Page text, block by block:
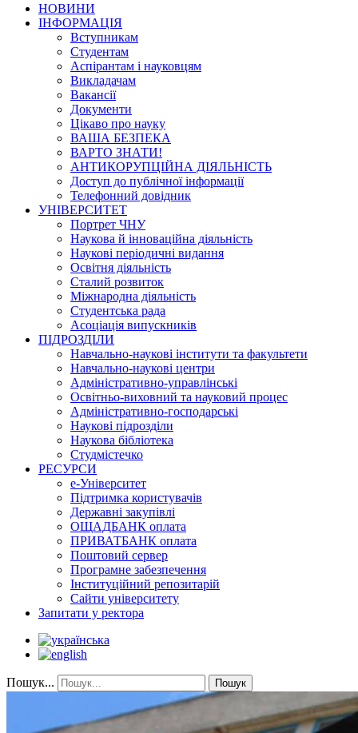
НОВИНИ
ІНФОРМАЦІЯ
Вступникам
Студентам
Аспірантам і науковцям
Викладачам
Вакансії
Документи
Цікаво про науку
ВАША БЕЗПЕКА
ВАРТО ЗНАТИ!
АНТИКОРУПЦІЙНА ДІЯЛЬНІСТЬ
Доступ до публічної інформації
Телефонний довідник
УНІВЕРСИТЕТ
Портрет ЧНУ
Наукова й інноваційна діяльність
Наукові періодичні видання
Освітня діяльність
Сталий розвиток
Міжнародна діяльність
Студентська рада
Асоціація випускників
ПІДРОЗДІЛИ
Навчально-наукові інститути та факультети
Навчально-наукові центри
Адміністративно-управлінські
Освітньо-виховний та науковий процес
Адміністративно-господарські
Наукові підрозділи
Наукова бібліотека
Студмістечко
РЕСУРСИ
е-Університет
Підтримка користувачів
Державні закупівлі
ОЩАДБАНК оплата
ПРИВАТБАНК оплата
Поштовий сервер
Програмне забезпечення
Інституційний репозитарій
Сайти університету
Запитати у ректора
Пошук... Пошук